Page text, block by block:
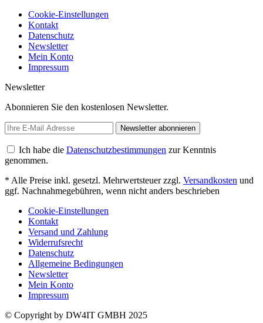
Cookie-Einstellungen
Kontakt
Datenschutz
Newsletter
Mein Konto
Impressum
Newsletter
Abonnieren Sie den kostenlosen Newsletter.
Newsletter abonnieren
Ich habe die Datenschutzbestimmungen zur Kenntnis
genommen.
* Alle Preise inkl. gesetzl. Mehrwertsteuer zzgl. Versandkosten und
ggf. Nachnahmegebühren, wenn nicht anders beschrieben
Cookie-Einstellungen
Kontakt
Versand und Zahlung
Widerrufsrecht
Datenschutz
Allgemeine Bedingungen
Newsletter
Mein Konto
Impressum
© Copyright by DW4IT GMBH 2025